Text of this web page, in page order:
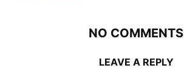
NO COMMENTS
LEAVE A REPLY